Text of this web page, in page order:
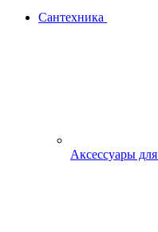
Сантехника
Аксессуары